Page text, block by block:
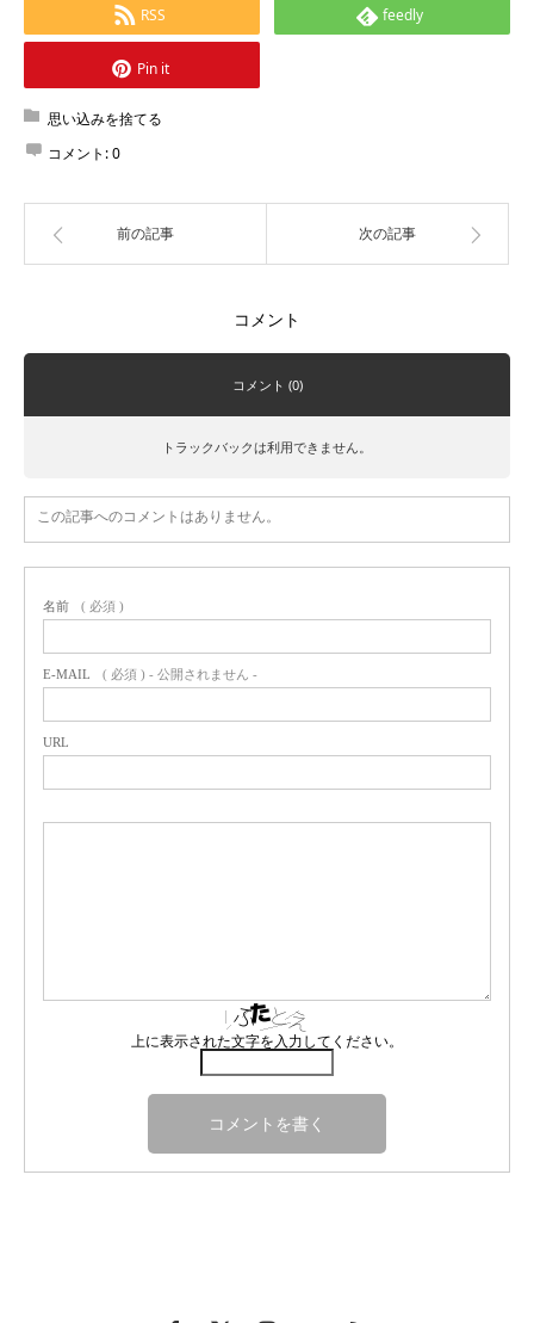
RSS feedly
Pin it
思い込みを捨てる
コメント:0
前の記事 次の記事
コメント
コメント (0)
トラックバックは利用できません。
この記事へのコメントはありません。
名前 ( 必須 )
E-MAIL ( 必須 ) - 公開されません -
URL
上に表示された文字を入力してください。